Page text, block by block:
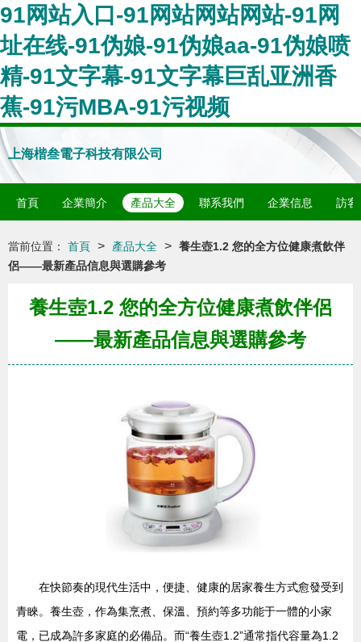
91网站入口-91网站网站网站-91网
址在线-91伪娘-91伪娘aa-91伪娘喷
精-91文字幕-91文字幕巨乱亚洲香
蕉-91污MBA-91污视频
上海楷叁電子科技有限公司
首頁 企業簡介 產品大全 聯系我們 企業信息 訪客
當前位置： 首頁 > 產品大全 > 養生壺1.2 您的全方位健康煮飲伴
侶——最新產品信息與選購參考
養生壺1.2 您的全方位健康煮飲伴侶
——最新產品信息與選購參考
在快節奏的現代生活中，便捷、健康的居家養生方式愈發受到
青睞。養生壺，作為集烹煮、保溫、預約等多功能于一體的小家
電，已成為許多家庭的必備品。而“養生壺1.2”通常指代容量為1.2